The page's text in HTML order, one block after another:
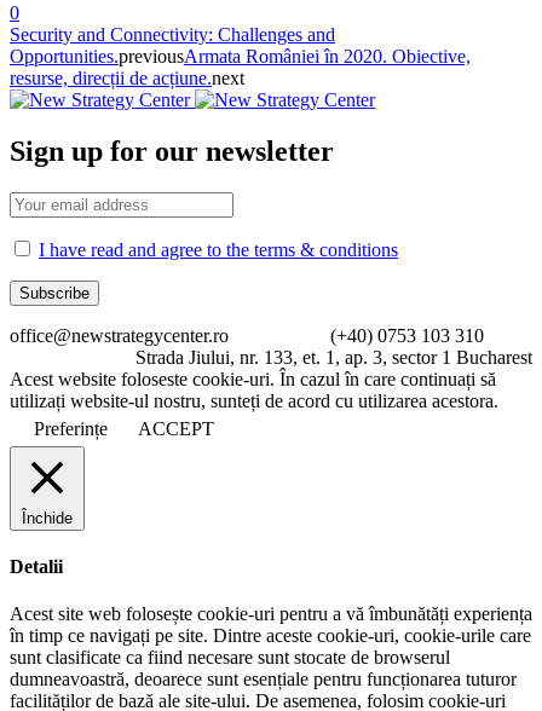
0
Security and Connectivity: Challenges and
Opportunities.previousArmata României în 2020. Obiective,
resurse, direcții de acțiune.next
Sign up for our newsletter
I have read and agree to the terms & conditions
office@newstrategycenter.ro (+40) 0753 103 310
Strada Jiului, nr. 133, et. 1, ap. 3, sector 1 Bucharest
Acest website foloseste cookie-uri. În cazul în care continuați să
utilizați website-ul nostru, sunteți de acord cu utilizarea acestora.
Preferințe
ACCEPT
Închide
Detalii
Acest site web folosește cookie-uri pentru a vă îmbunătăți experiența
în timp ce navigați pe site. Dintre aceste cookie-uri, cookie-urile care
sunt clasificate ca fiind necesare sunt stocate de browserul
dumneavoastră, deoarece sunt esențiale pentru funcționarea tuturor
facilităților de bază ale site-ului. De asemenea, folosim cookie-uri